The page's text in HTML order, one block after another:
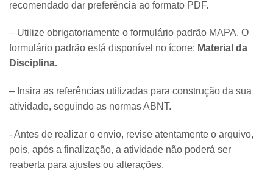
recomendado dar preferência ao formato PDF.
– Utilize obrigatoriamente o formulário padrão MAPA. O
formulário padrão está disponível no ícone: Material da
Disciplina.
– Insira as referências utilizadas para construção da sua
atividade, seguindo as normas ABNT.
​- Antes de realizar o envio, revise atentamente o arquivo,
pois, após a finalização, a atividade não poderá ser
reaberta para ajustes ou alterações.